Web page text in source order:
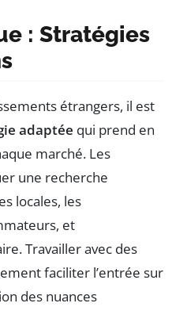
: Stratégies
étrangers, il est
adaptée qui prend en
marché. Les
une recherche
locales, les
et
Travailler avec des
faciliter l’entrée sur
des nuances